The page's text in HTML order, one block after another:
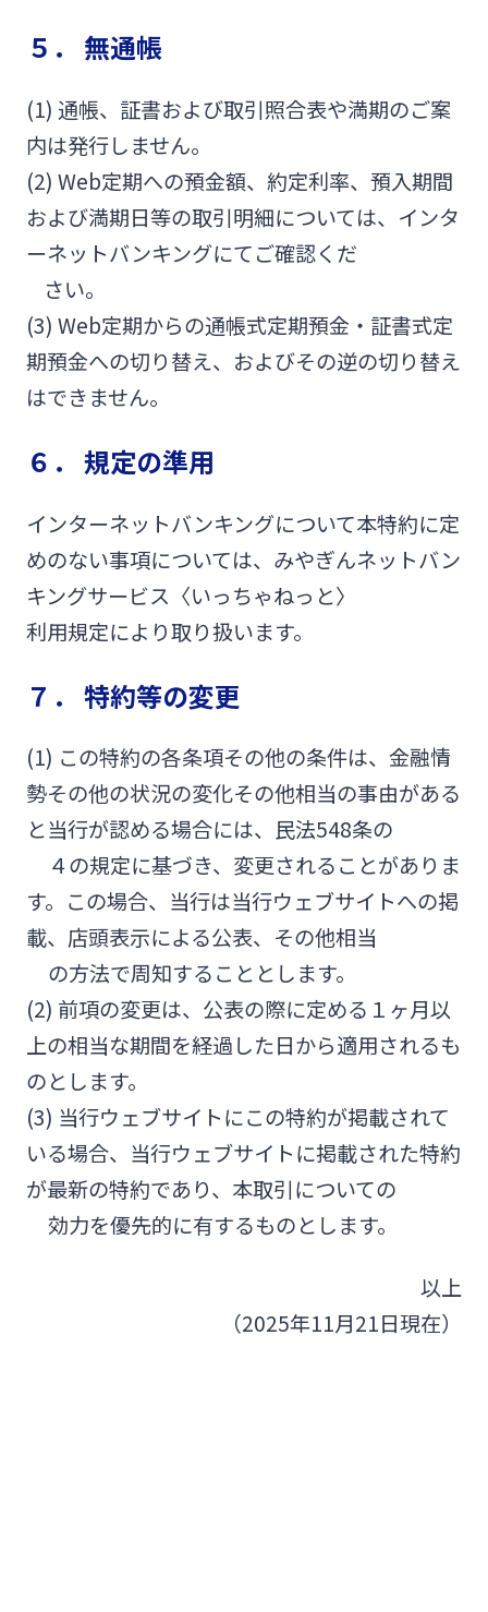
５． 無通帳
(1) 通帳、証書および取引照合表や満期のご案
内は発行しません。
(2) Web定期への預金額、約定利率、預入期間
および満期日等の取引明細については、インタ
ーネットバンキングにてご確認くだ
さい。
(3) Web定期からの通帳式定期預金・証書式定
期預金への切り替え、およびその逆の切り替え
はできません。
６． 規定の準用
インターネットバンキングについて本特約に定
めのない事項については、みやぎんネットバン
キングサービス〈いっちゃねっと〉
利用規定により取り扱います。
７． 特約等の変更
(1) この特約の各条項その他の条件は、金融情
勢その他の状況の変化その他相当の事由がある
と当行が認める場合には、民法548条の
４の規定に基づき、変更されることがありま
す。この場合、当行は当行ウェブサイトへの掲
載、店頭表示による公表、その他相当
の方法で周知することとします。
(2) 前項の変更は、公表の際に定める１ヶ月以
上の相当な期間を経過した日から適用されるも
のとします。
(3) 当行ウェブサイトにこの特約が掲載されて
いる場合、当行ウェブサイトに掲載された特約
が最新の特約であり、本取引についての
効力を優先的に有するものとします。
以上
（2025年11月21日現在）